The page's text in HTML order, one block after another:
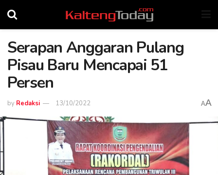
Serapan Anggaran Pulang
Pisau Baru Mencapai 51
Persen
by Redaksi 13/10/2022 AA